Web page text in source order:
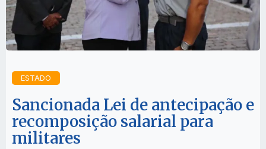
ESTADO
Sancionada Lei de antecipação e
recomposição salarial para
militares